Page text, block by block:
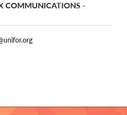
COMMUNICATIONS -